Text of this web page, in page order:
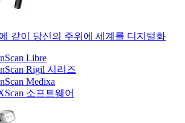
같이 당신의 주위에 세계를 디지털화
Libre
Rigil 시리즈
Medixa
소프트웨어